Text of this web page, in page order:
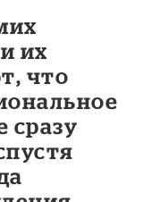
их
что
сразу